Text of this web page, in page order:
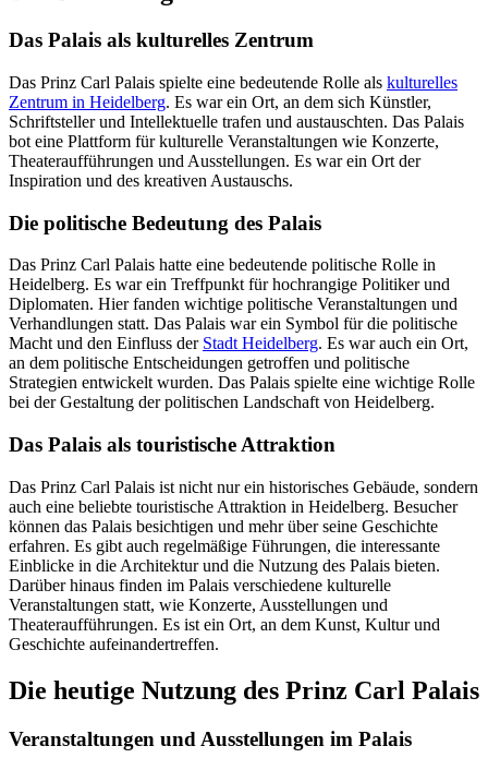
Das Palais als kulturelles Zentrum
Das Prinz Carl Palais spielte eine bedeutende Rolle als kulturelles
Zentrum in Heidelberg. Es war ein Ort, an dem sich Künstler,
Schriftsteller und Intellektuelle trafen und austauschten. Das Palais
bot eine Plattform für kulturelle Veranstaltungen wie Konzerte,
Theateraufführungen und Ausstellungen. Es war ein Ort der
Inspiration und des kreativen Austauschs.
Die politische Bedeutung des Palais
Das Prinz Carl Palais hatte eine bedeutende politische Rolle in
Heidelberg. Es war ein Treffpunkt für hochrangige Politiker und
Diplomaten. Hier fanden wichtige politische Veranstaltungen und
Verhandlungen statt. Das Palais war ein Symbol für die politische
Macht und den Einfluss der Stadt Heidelberg. Es war auch ein Ort,
an dem politische Entscheidungen getroffen und politische
Strategien entwickelt wurden. Das Palais spielte eine wichtige Rolle
bei der Gestaltung der politischen Landschaft von Heidelberg.
Das Palais als touristische Attraktion
Das Prinz Carl Palais ist nicht nur ein historisches Gebäude, sondern
auch eine beliebte touristische Attraktion in Heidelberg. Besucher
können das Palais besichtigen und mehr über seine Geschichte
erfahren. Es gibt auch regelmäßige Führungen, die interessante
Einblicke in die Architektur und die Nutzung des Palais bieten.
Darüber hinaus finden im Palais verschiedene kulturelle
Veranstaltungen statt, wie Konzerte, Ausstellungen und
Theateraufführungen. Es ist ein Ort, an dem Kunst, Kultur und
Geschichte aufeinandertreffen.
Die heutige Nutzung des Prinz Carl Palais
Veranstaltungen und Ausstellungen im Palais